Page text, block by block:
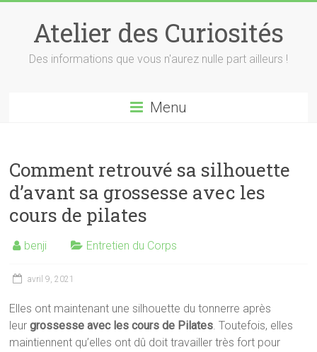
contentAtelier des Curiosités
Des informations que vous n'aurez nulle part ailleurs !
Menu
Comment retrouvé sa silhouette
d’avant sa grossesse avec les
cours de pilates
benji Entretien du Corps
avril 9, 2021
Elles ont maintenant une silhouette du tonnerre après
leurgrossesse avec les cours de Pilates. Toutefois, elles
maintiennent qu’elles ont dû doit travailler très fort pour